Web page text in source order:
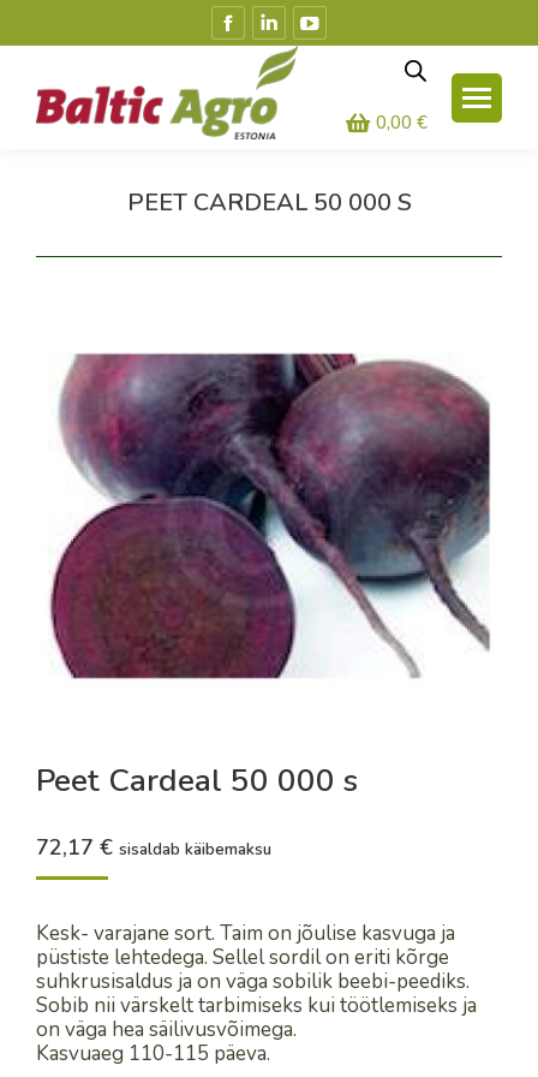
Facebook
leht
avaneb
uues
Linkedin
leht
avaneb
leht
uues 0,00 €
PEET CARDEAL 50 000 S
Peet Cardeal 50 000 s
72,17 € sisaldab käibemaksu
Kesk- varajane sort. Taim on jõulise kasvuga ja
püstiste lehtedega. Sellel sordil on eriti kõrge
suhkrusisaldus ja on väga sobilik beebi-peediks.
Sobib nii värskelt tarbimiseks kui töötlemiseks ja
on väga hea säilivusvõimega.
Kasvuaeg 110-115 päeva.